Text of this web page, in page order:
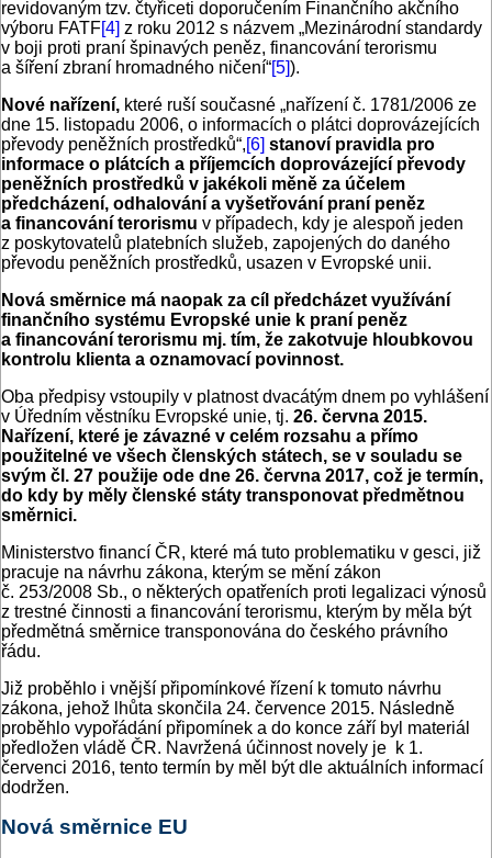
revidovaným tzv. čtyřiceti doporučením Finančního akčního
výboru FATF[4] z roku 2012 s názvem „Mezinárodní standardy
v boji proti praní špinavých peněz, financování terorismu
a šíření zbraní hromadného ničení“[5]).
Nové nařízení, které ruší současné „nařízení č. 1781/2006 ze
dne 15. listopadu 2006, o informacích o plátci doprovázejících
převody peněžních prostředků“,[6] stanoví pravidla pro
informace o plátcích a příjemcích doprovázející převody
peněžních prostředků v jakékoli měně za účelem
předcházení, odhalování a vyšetřování praní peněz
a financování terorismu v případech, kdy je alespoň jeden
z poskytovatelů platebních služeb, zapojených do daného
převodu peněžních prostředků, usazen v Evropské unii.
Nová směrnice má naopak za cíl předcházet využívání
finančního systému Evropské unie k praní peněz
a financování terorismu mj. tím, že zakotvuje hloubkovou
kontrolu klienta a oznamovací povinnost.
Oba předpisy vstoupily v platnost dvacátým dnem po vyhlášení
v Úředním věstníku Evropské unie, tj. 26. června 2015.
Nařízení, které je závazné v celém rozsahu a přímo
použitelné ve všech členských státech, se v souladu se
svým čl. 27 použije ode dne 26. června 2017, což je termín,
do kdy by měly členské státy transponovat předmětnou
směrnici.
Ministerstvo financí ČR, které má tuto problematiku v gesci, již
pracuje na návrhu zákona, kterým se mění zákon
č. 253/2008 Sb., o některých opatřeních proti legalizaci výnosů
z trestné činnosti a financování terorismu, kterým by měla být
předmětná směrnice transponována do českého právního
řádu.
Již proběhlo i vnější připomínkové řízení k tomuto návrhu
zákona, jehož lhůta skončila 24. července 2015. Následně
proběhlo vypořádání připomínek a do konce září byl materiál
předložen vládě ČR. Navržená účinnost novely je k 1.
červenci 2016, tento termín by měl být dle aktuálních informací
dodržen.
Nová směrnice EU